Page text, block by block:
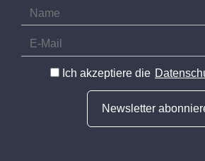
Ich akzeptiere die
Newsletter